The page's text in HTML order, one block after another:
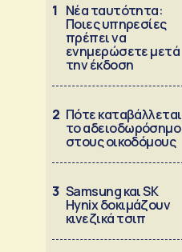
1 Νέα ταυτότητα:
Ποιες υπηρεσίες
πρέπει να
ενημερώσετε μετά
την έκδοση
2 Πότε καταβάλλεται
το αδειοδωρόσημο
στους οικοδόμους
3 Samsung και SK
Hynix δοκιμάζουν
κινεζικά τσιπ